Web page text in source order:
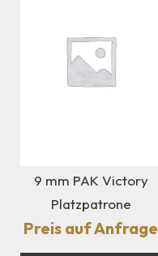
9 mm PAK Victory
Platzpatrone
Preis auf Anfrage